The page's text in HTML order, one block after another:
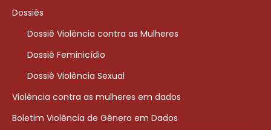
Dossiês
Dossiê Violência contra as Mulheres
Dossiê Feminicídio
Dossiê Violência Sexual
Violência contra as mulheres em dados
Boletim Violência de Gênero em Dados